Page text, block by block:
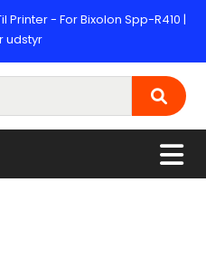
- For Bixolon Spp-R410 |
udstyr